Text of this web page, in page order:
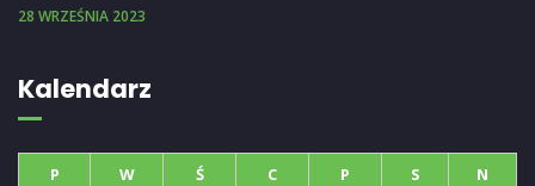
28 WRZEŚNIA 2023
Kalendarz
P W Ś C P S N